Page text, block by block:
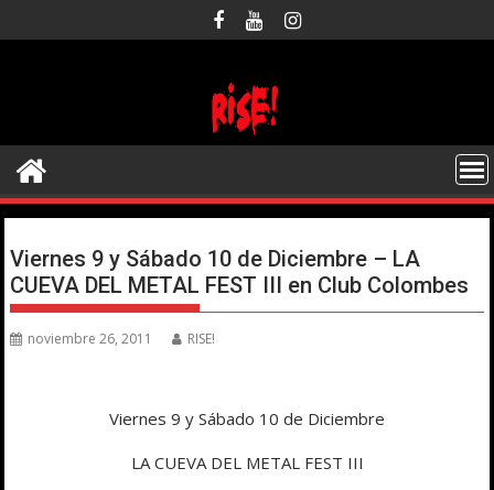
al
Viernes 9 y Sábado 10 de Diciembre – LA
CUEVA DEL METAL FEST III en Club Colombes
noviembre 26, 2011 RISE!
Viernes 9 y Sábado 10 de Diciembre
LA CUEVA DEL METAL FEST III